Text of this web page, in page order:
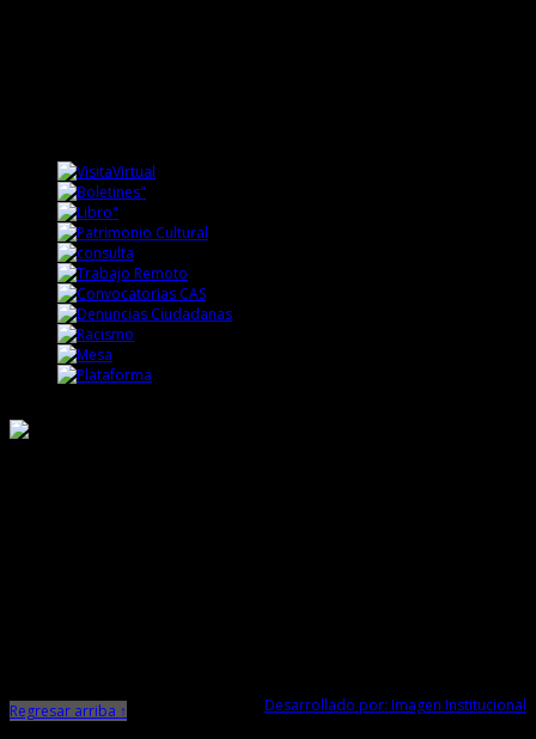
Desarrollado por: Imagen Institucional
Regresar arriba ↑